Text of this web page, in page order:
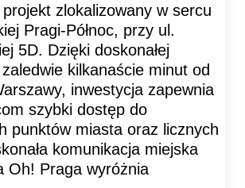
zlokalizowany w sercu
Pragi-Północ, przy ul.
5D. Dzięki doskonałej
kilkanaście minut od
inwestycja zapewnia
szybki dostęp do
punktów miasta oraz licznych
komunikacja miejska
Oh! Praga wyróżnia